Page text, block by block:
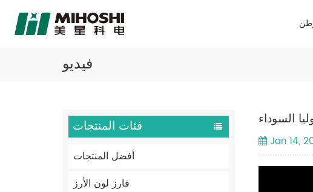
فيديو
فئات المنتجات
أفضل المنتجات
فارز لون الأرز
السوداء
Jan 14,